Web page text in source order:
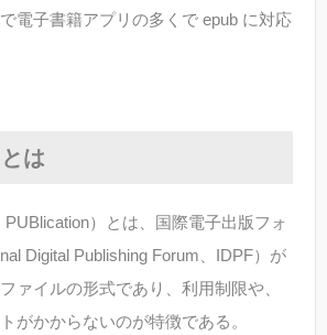
電子書籍アプリの多くで epub に対応
は
）とは、国際電子出版フォ
Digital Publishing Forum、IDPF）が
ァイルの形式であり、利用制限や、
がかからないのが特徴である。